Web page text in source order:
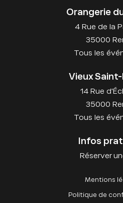
Orangerie
4 Rue de la
35000
Tous les
Vieux
14 Rue
35000
Tous les
Infos
Réserver
Mentions
Politique de